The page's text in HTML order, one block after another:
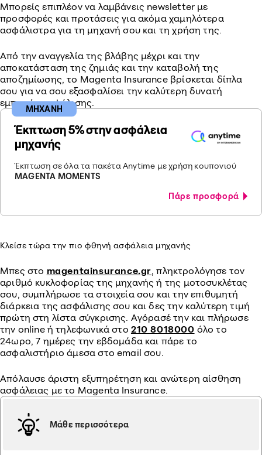
Μπορείς επιπλέον να λαμβάνεις newsletter με
προσφορές και προτάσεις για ακόμα χαμηλότερα
ασφάλιστρα για τη μηχανή σου και τη χρήση της.
Από την αναγγελία της βλάβης μέχρι και την
αποκατάσταση της ζημιάς και την καταβολή της
αποζημίωσης, το Magenta Insurance βρίσκεται δίπλα
σου για να σου εξασφαλίσει την καλύτερη δυνατή
εμπειρία ασφάλισης.
Έκπτωση 5% στην ασφάλεια
μηχανής
Έκπτωση σε όλα τα πακέτα Anytime με χρήση κουπονιού
MAGENTA MOMENTS
Πάρε προσφορά
ΜΗΧΑΝΗ
Κλείσε τώρα την πιο φθηνή ασφάλεια μηχανής
Μπες στο magentainsurance.gr, πληκτρολόγησε τον
αριθμό κυκλοφορίας της μηχανής ή της μοτοσυκλέτας
σου, συμπλήρωσε τα στοιχεία σου και την επιθυμητή
διάρκεια της ασφάλισης σου και δες την καλύτερη τιμή
πρώτη στη λίστα σύγκρισης. Αγόρασέ την και πλήρωσε
την online ή τηλεφωνικά στο 210 8018000 όλο το
24ωρο, 7 ημέρες την εβδομάδα και πάρε το
ασφαλιστήριο άμεσα στο email σου.
Απόλαυσε άριστη εξυπηρέτηση και ανώτερη αίσθηση
ασφάλειας με το Magenta Insurance.
Μάθε περισσότερα